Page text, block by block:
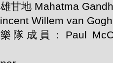
甘地 Mahatma
Willem van Gogh
隊成員：Paul